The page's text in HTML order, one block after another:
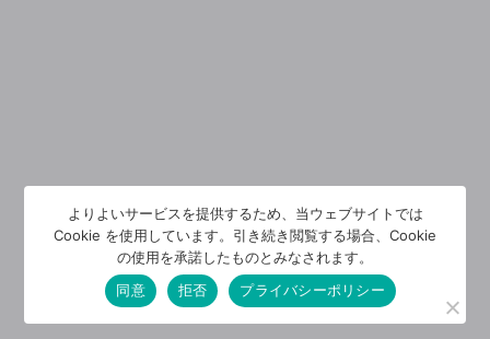
よりよいサービスを提供するため、当ウェブサイトでは
Cookie を使用しています。引き続き閲覧する場合、Cookie
の使用を承諾したものとみなされます。
同意
拒否 プライバシーポリシー